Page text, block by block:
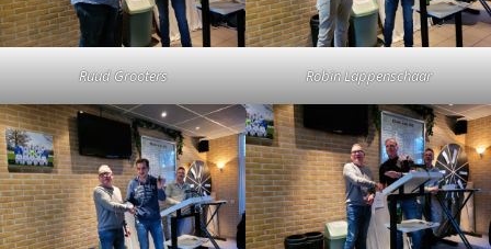
Ruud Grooters Robin Lappenschaar